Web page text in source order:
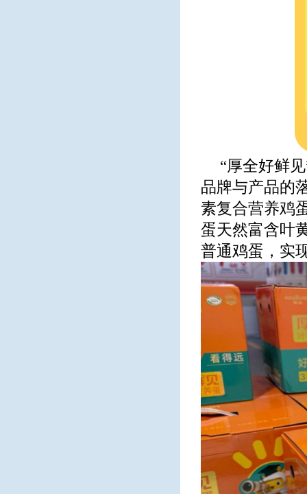
“厚全好鲜
品牌与产品的
素复合营养鸡
蛋天然富含叶
普通鸡蛋，实